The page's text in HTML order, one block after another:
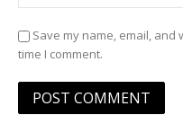
Save my name, email,
time I comment.